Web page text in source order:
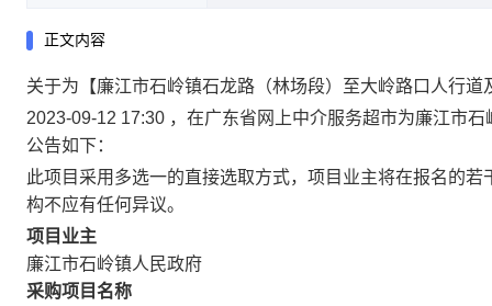
正文内容
关于为【廉江市石岭镇石龙路（林场段）至大岭路口人行
2023-09-12 17:30 ，在广东省网上中介服务超市为廉江市
公告如下：
此项目采用多选一的直接选取方式，项目业主将在报名的
构不应有任何异议。
项目业主
廉江市石岭镇人民政府
采购项目名称